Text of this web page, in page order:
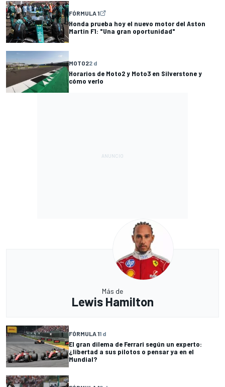
FÓRMULA 1
Honda prueba hoy el nuevo motor del Aston
Martin F1: "Una gran oportunidad"
MOTO22 d
Horarios de Moto2 y Moto3 en Silverstone y
cómo verlo
Más de
Lewis Hamilton
FÓRMULA 11 d
El gran dilema de Ferrari según un experto:
¿libertad a sus pilotos o pensar ya en el
Mundial?